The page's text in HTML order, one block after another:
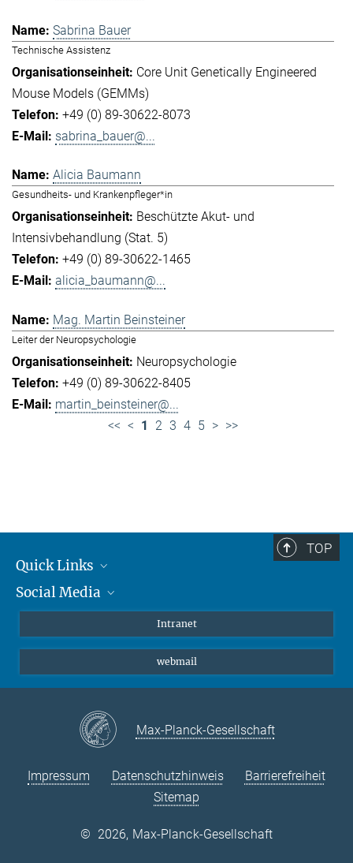
Sabrina Bauer
Technische Assistenz
Core Unit Genetically Engineered
Mouse Models (GEMMs)
+49 (0) 89-30622-8073
sabrina_bauer@...
Alicia Baumann
Gesundheits- und Krankenpfleger*in
Beschützte Akut- und
Intensivbehandlung (Stat. 5)
+49 (0) 89-30622-1465
alicia_baumann@...
Mag. Martin Beinsteiner
Leiter der Neuropsychologie
Neuropsychologie
+49 (0) 89-30622-8405
martin_beinsteiner@...
<< < 1 2 3 4 5 > >>
TOP
Quick Links
Student*innen/Wissenschaftler*innen
Social Media
Bluesky
YouTube
Intranet
webmail
Max-Planck-Gesellschaft
Impressum Datenschutzhinweis
Barrierefreiheit
Sitemap
© 2026, Max-Planck-Gesellschaft